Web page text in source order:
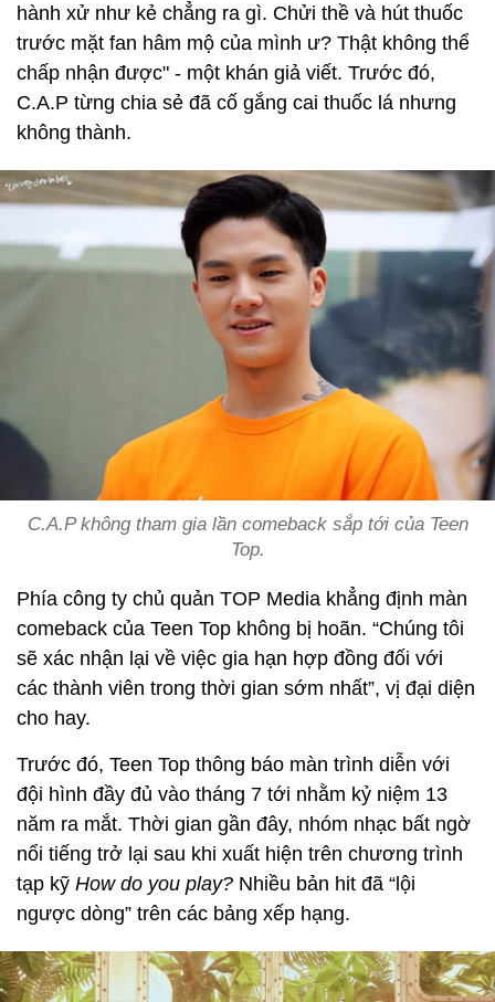
hành xử như kẻ chẳng ra gì. Chửi thề và hút thuốc
trước mặt fan hâm mộ của mình ư? Thật không thể
chấp nhận được" - một khán giả viết. Trước đó,
C.A.P từng chia sẻ đã cố gắng cai thuốc lá nhưng
không thành.
C.A.P không tham gia lần comeback sắp tới của Teen
Top.
Phía công ty chủ quản TOP Media khẳng định màn
comeback của Teen Top không bị hoãn. “Chúng tôi
sẽ xác nhận lại về việc gia hạn hợp đồng đối với
các thành viên trong thời gian sớm nhất”, vị đại diện
cho hay.
Trước đó, Teen Top thông báo màn trình diễn với
đội hình đầy đủ vào tháng 7 tới nhằm kỷ niệm 13
năm ra mắt. Thời gian gần đây, nhóm nhạc bất ngờ
nổi tiếng trở lại sau khi xuất hiện trên chương trình
tạp kỹ How do you play? Nhiều bản hit đã “lội
ngược dòng” trên các bảng xếp hạng.